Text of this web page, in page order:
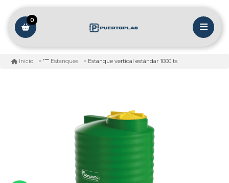
0
Inicio Estanques Estanque vertical estándar 1000lts